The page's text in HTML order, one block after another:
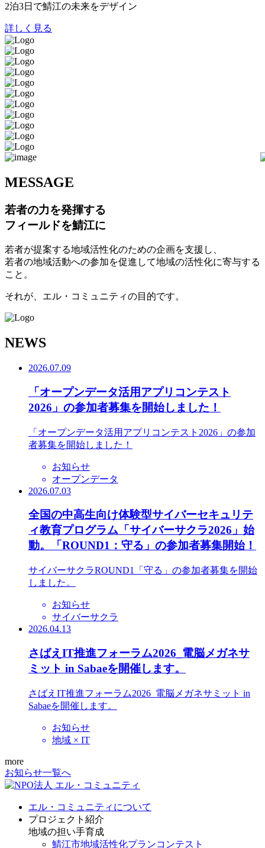
2泊3日で鯖江の未来をデザイン
詳しく見る
MESSAGE
若者の力を発揮する
フィールドを鯖江に
若者が提案する地域活性化のための企画を支援し、
若者の地域活動への参加を促進して地域の活性化に寄与する
こと。
それが、エル・コミュニティの目的です。
NEWS
2026.07.09
「オープンデータ活用アプリコンテスト
2026」の参加者募集を開始しました！
「オープンデータ活用アプリコンテスト2026」の参加
者募集を開始しました！
お知らせ
オープンデータ
2026.07.03
全国の中高生向け体験型サイバーセキュリテ
ィ教育プログラム「サイバーサクラ2026」始
動。「ROUND1：守る」の参加者募集開始！
サイバーサクラROUND1「守る」の参加者募集を開始
しました。
お知らせ
サイバーサクラ
2026.04.13
さばえIT推進フォーラム2026_電脳メガネサ
ミット in Sabaeを開催します。
さばえIT推進フォーラム2026_電脳メガネサミット in
Sabaeを開催します。
お知らせ
地域 × IT
more
お知らせ一覧へ
エル・コミュニティについて
プロジェクト紹介
地域の担い手育成
鯖江市地域活性化プランコンテスト